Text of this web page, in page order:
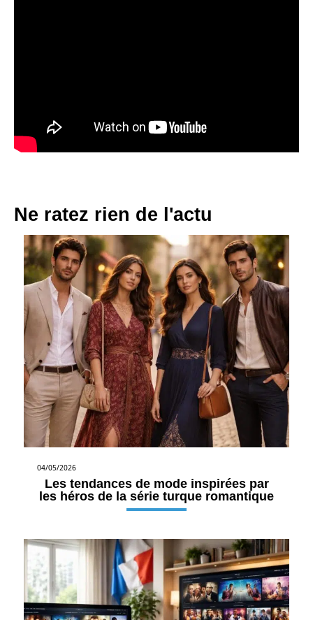
Ne ratez rien de l'actu
04/05/2026
Les tendances de mode inspirées par
les héros de la série turque romantique